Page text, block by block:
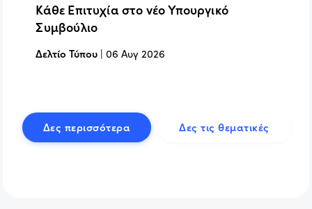
Κάθε Επιτυχία στο νέο Υπουργικό
Συμβούλιο
Δελτίο Τύπου |06 Αυγ 2026
Δες περισσότερα Δες τις θεματικές